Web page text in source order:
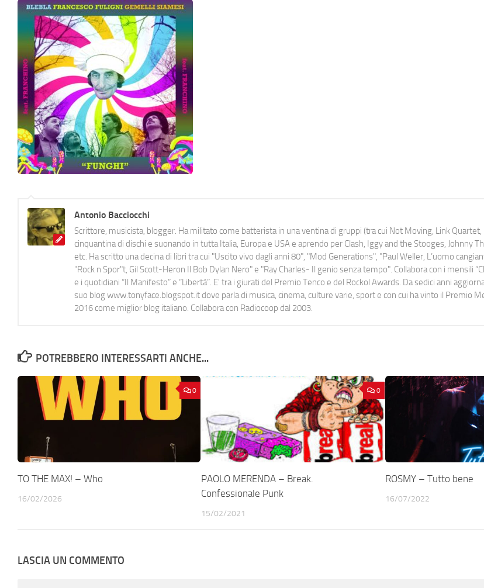
Antonio Bacciocchi
Scrittore, musicista, blogger. Ha militato come batterista in una ventina di gruppi (tra cui Not Moving, Link Quartet,
cinquantina di dischi e suonando in tutta Italia, Europa e USA e aprendo per Clash, Iggy and the Stooges, Johnny
etc. Ha scritto una decina di libri tra cui "Uscito vivo dagli anni 80", "Mod Generations", "Paul Weller, L’uomo
"Rock n Spor"t, Gil Scott-Heron Il Bob Dylan Nero" e "Ray Charles- Il genio senza tempo". Collabora con i mensili
e i quotidiani “Il Manifesto” e “Libertà”. E' tra i giurati del Premio Tenco e del Rockol Awards. Da sedici anni
suo blog www.tonyface.blogspot.it dove parla di musica, cinema, culture varie, sport e con cui ha vinto il Premio
2016 come miglior blog italiano. Collabora con Radiocoop dal 2003.
POTREBBERO INTERESSARTI ANCHE...
0
TO THE MAX! – Who
16/02/2026
0
PAOLO MERENDA – Break.
Confessionale Punk
15/02/2021
ROSMY – Tutto bene
16/07/2022
LASCIA UN COMMENTO